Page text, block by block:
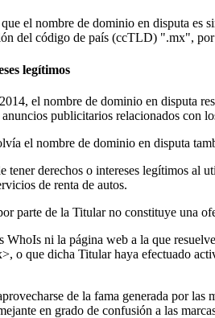
el nombre de dominio en disputa
del código de país (ccTLD) ".mx",
legítimos
el nombre de dominio en disputa
publicitarios relacionados con
el nombre de dominio en disputa
tener derechos o intereses legítimos al
de renta de autos.
parte de la Titular no constituye una
WhoIs ni la página web a la que
o que dicha Titular haya efectuado
de la fama generada por
en grado de confusión a las